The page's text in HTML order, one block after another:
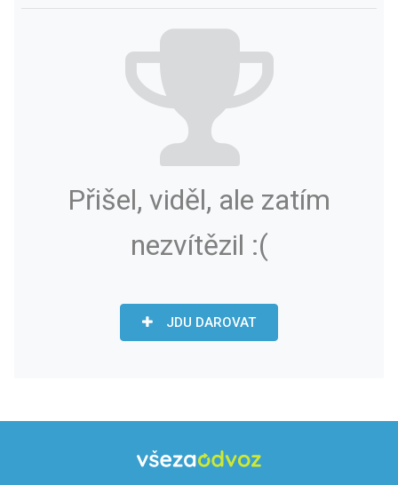
Přišel, viděl, ale zatím
nezvítězil :(
JDU DAROVAT